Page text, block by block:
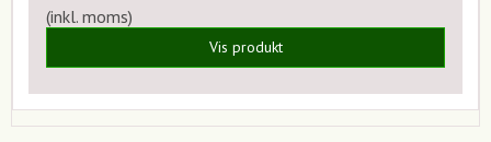
(inkl. moms)
Vis produkt